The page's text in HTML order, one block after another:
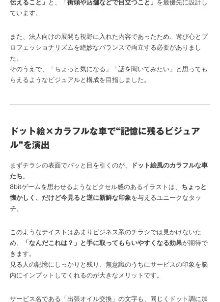
伝えること」 と、 「街頭や店舗などで目立つこと」 を最優先に設計し
ています。
また、法人向けの展開も視野に入れた内容であったため、遊び心とプ
ロフェッショナリズムを絶妙なバランスで両立する必要がありまし
た。
そのうえで、「ちょっと気になる」「話を聞いてみたい」と思っても
らえるようなビジュアルと構成を目指しました。
ドット絵×カラフルな車で“記憶に残るビジュア
ル”を演出
まずチラシの表面でパッと目を引くのが、
ドット絵風のカラフルな車
たち。
8bitゲームを思わせるようなピクセル感のあるイラストは、 ちょっと
懐かしく、だけど今見ると逆に新鮮な印象を与えるユニークなタッ
チ。
このようなテイストはあまりビジネス系のチラシでは見かけないた
め、
「なんだこれは？」と手に取ってもらいやすくなる効果が期待で
きます。
見る人の記憶にしっかりと残り、無意識のうちにサービスの印象を脳
内にインプットしてくれるのが大きなメリットです。
サービス名である「出張オイル交換」の文字も、同じくドット調に加